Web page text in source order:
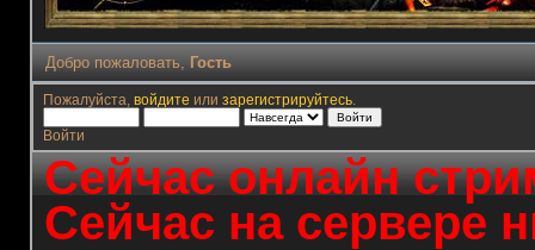
Добро пожаловать, Гость
Пожалуйста, войдите или зарегистрируйтесь.
Войти
Сейчас онлайн
Сейчас на сервере